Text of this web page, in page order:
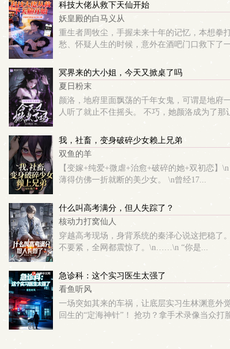
科技大佬从救下天仙开始
妖皇殿的白马义从
重生者周牧尘，手握未来十年的记忆，本想拳
愁、怀疑人生的时候，意外在酒吧门口救下了
冥界来的大小姐，今天又掀桌了吗
夏日粉末
颜洛，地府里面飘荡的千年女鬼，可谓是地府
人听了就止不住摇头。 不巧，她颜洛成为了那
我，社畜，变身破碎少女赖上兄弟
双鱼的羊
【变嫁+纯爱+微虐+治愈+破碎的她+双初恋
薄得仿佛一折就断的美少女。 \n曾经17...
什么叫高考满分，但人失踪了？
核动力打窝仙人
穿越高考现场，身背系统的秦泽心说这把稳了
不要紧，全网都震惊了。\n……\n “你是...
急诊科：这个实习医生太强了
看鱼听风
一场突如其来的车祸，让底层实习生林渊意外
回生的“定海神针”！ 抢功？拿手术录像当众打